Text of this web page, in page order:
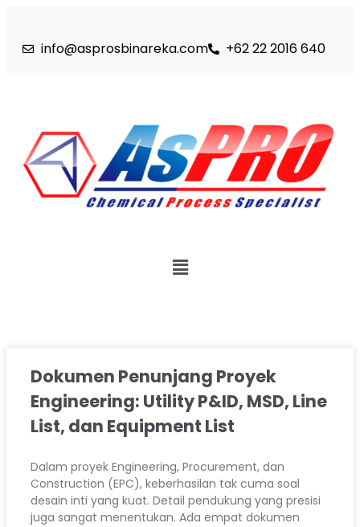
info@asprosbinareka.com +62 22 2016 640
Dokumen Penunjang Proyek
Engineering: Utility P&ID, MSD, Line
List, dan Equipment List
Dalam proyek Engineering, Procurement, dan
Construction (EPC), keberhasilan tak cuma soal
desain inti yang kuat. Detail pendukung yang presisi
juga sangat menentukan. Ada empat dokumen